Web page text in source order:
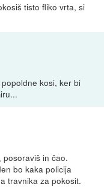
tisto fliko vrta, si
kosi, ker bi
posoraviš in čao.
bo kaka policija
travnika za pokosit.